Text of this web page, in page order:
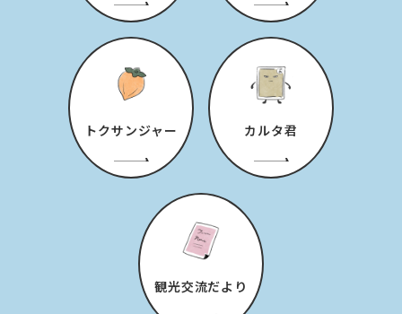
トクサンジャー カルタ君
観光交流だより